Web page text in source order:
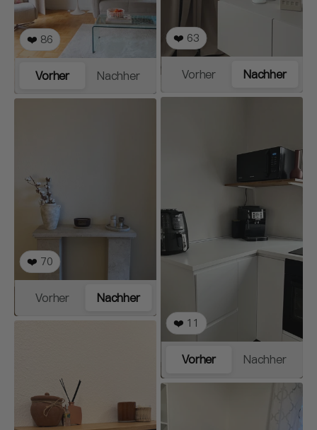
❤️ 86
Vorher Nachher
❤️ 70
Vorher Nachher
❤️ 63
Vorher Nachher
❤️ 11
Vorher Nachher